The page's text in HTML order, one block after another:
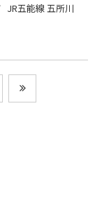
JR五能線 五所川